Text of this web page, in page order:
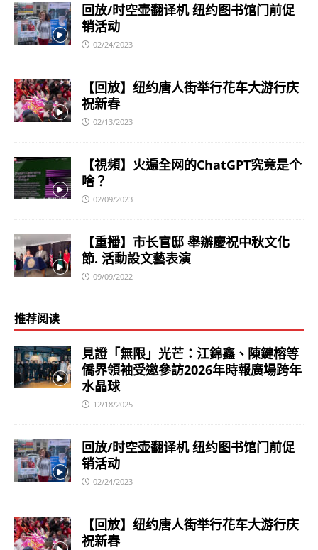
回放/时空壶翻译机 纽约图书馆门前促
销活动
02/24/2023
【回放】纽约唐人街举行花车大游行庆
祝新春
02/13/2023
【視頻】火遍全网的ChatGPT究竟是个
啥？
02/09/2023
【重播】市长官邸 舉辦慶祝中秋文化
節. 活動設文藝表演
09/09/2022
推荐阅读
見證「無限」光芒：江錦鑫、陳鍵榕等
僑界領袖受邀參訪2026年時報廣場跨年
水晶球
12/18/2025
回放/时空壶翻译机 纽约图书馆门前促
销活动
02/24/2023
【回放】纽约唐人街举行花车大游行庆
祝新春